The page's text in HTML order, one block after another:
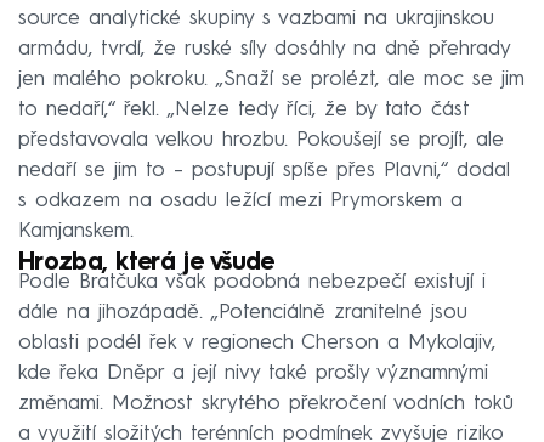
source analytické skupiny s vazbami na ukrajinskou
armádu, tvrdí, že ruské síly dosáhly na dně přehrady
jen malého pokroku. „Snaží se prolézt, ale moc se jim
to nedaří,“ řekl. „Nelze tedy říci, že by tato část
představovala velkou hrozbu. Pokoušejí se projít, ale
nedaří se jim to – postupují spíše přes Plavni,“ dodal
s odkazem na osadu ležící mezi Prymorskem a
Kamjanskem.
Hrozba, která je všude
Podle Bratčuka však podobná nebezpečí existují i
dále na jihozápadě. „Potenciálně zranitelné jsou
oblasti podél řek v regionech Cherson a Mykolajiv,
kde řeka Dněpr a její nivy také prošly významnými
změnami. Možnost skrytého překročení vodních toků
a využití složitých terénních podmínek zvyšuje riziko